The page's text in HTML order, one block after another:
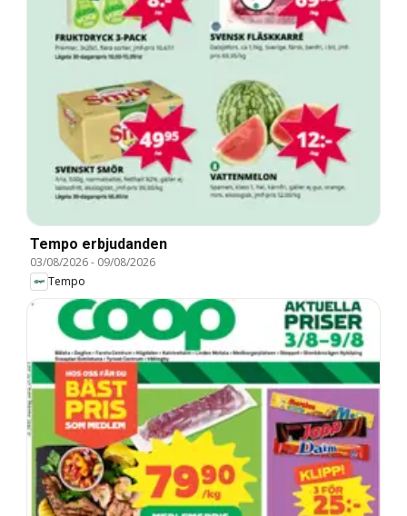
Tempo erbjudanden
03/08/2026- 09/08/2026
Tempo